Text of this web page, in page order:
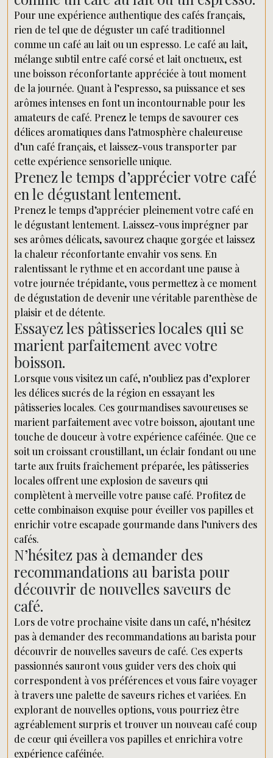
Pour une expérience authentique des cafés français,
rien de tel que de déguster un café traditionnel
comme un café au lait ou un espresso. Le café au lait,
mélange subtil entre café corsé et lait onctueux, est
une boisson réconfortante appréciée à tout moment
de la journée. Quant à l’espresso, sa puissance et ses
arômes intenses en font un incontournable pour les
amateurs de café. Prenez le temps de savourer ces
délices aromatiques dans l’atmosphère chaleureuse
d’un café français, et laissez-vous transporter par
cette expérience sensorielle unique.
Prenez le temps d’apprécier votre café
en le dégustant lentement.
Prenez le temps d’apprécier pleinement votre café en
le dégustant lentement. Laissez-vous imprégner par
ses arômes délicats, savourez chaque gorgée et laissez
la chaleur réconfortante envahir vos sens. En
ralentissant le rythme et en accordant une pause à
votre journée trépidante, vous permettez à ce moment
de dégustation de devenir une véritable parenthèse de
plaisir et de détente.
Essayez les pâtisseries locales qui se
marient parfaitement avec votre
boisson.
Lorsque vous visitez un café, n’oubliez pas d’explorer
les délices sucrés de la région en essayant les
pâtisseries locales. Ces gourmandises savoureuses se
marient parfaitement avec votre boisson, ajoutant une
touche de douceur à votre expérience caféinée. Que ce
soit un croissant croustillant, un éclair fondant ou une
tarte aux fruits fraîchement préparée, les pâtisseries
locales offrent une explosion de saveurs qui
complètent à merveille votre pause café. Profitez de
cette combinaison exquise pour éveiller vos papilles et
enrichir votre escapade gourmande dans l’univers des
cafés.
N’hésitez pas à demander des
recommandations au barista pour
découvrir de nouvelles saveurs de
café.
Lors de votre prochaine visite dans un café, n’hésitez
pas à demander des recommandations au barista pour
découvrir de nouvelles saveurs de café. Ces experts
passionnés sauront vous guider vers des choix qui
correspondent à vos préférences et vous faire voyager
à travers une palette de saveurs riches et variées. En
explorant de nouvelles options, vous pourriez être
agréablement surpris et trouver un nouveau café coup
de cœur qui éveillera vos papilles et enrichira votre
expérience caféinée.